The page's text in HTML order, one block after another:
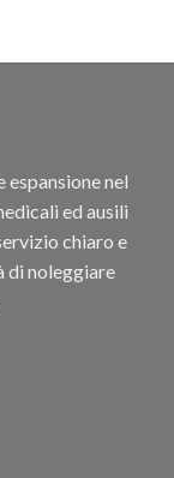
espansione nel
ed ausili
chiaro e
di noleggiare